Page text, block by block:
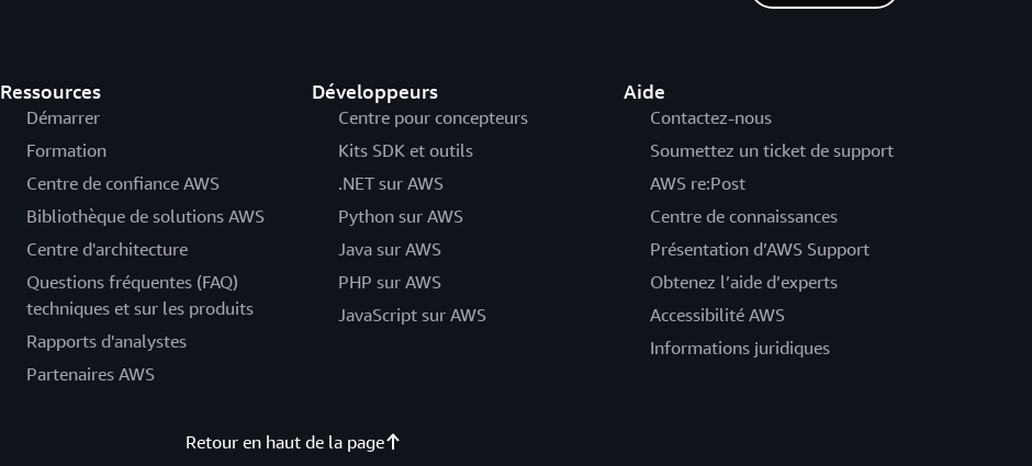
Ressources
Démarrer
Formation
Centre de confiance AWS
Bibliothèque de solutions AWS
Centre d'architecture
Questions fréquentes (FAQ)
techniques et sur les produits
Rapports d'analystes
Partenaires AWS
Développeurs
Centre pour concepteurs
Kits SDK et outils
.NET sur AWS
Python sur AWS
Java sur AWS
PHP sur AWS
JavaScript sur AWS
Aide
Contactez-nous
Soumettez un ticket de support
AWS re:Post
Centre de connaissances
Présentation d’AWS Support
Obtenez l’aide d’experts
Accessibilité AWS
Informations juridiques
Retour en haut de la page